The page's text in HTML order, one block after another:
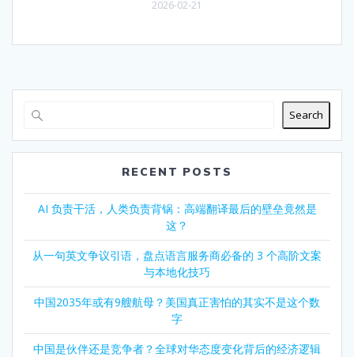
2026-02-21
Search
RECENT POSTS
AI 负责干活，人类负责背锅：高端翻译最后的壁垒竟然是
这？
从一句英文争议引语，盘点语言服务商必备的 3 个高阶文案
与本地化技巧
中国2035年或有9艘航母？美国真正害怕的其实不是这个数
字
中国是伙伴还是竞争者？全球对华态度变化背后的经济逻辑